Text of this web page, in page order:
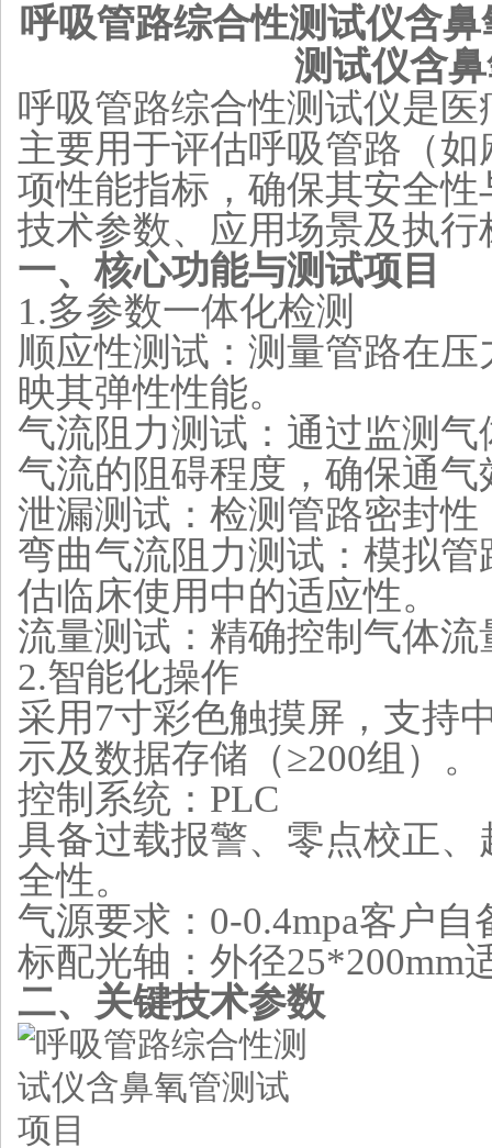
呼吸管路综合性测试仪含
测试仪含
呼吸管路综合性测试仪是
主要用于评估呼吸管路（
项性能指标，确保其安全
技术参数、应用场景及执
一、核心功能与测试项目
1.‌多参数一体化检测‌
顺应性测试‌：测量管路在
映其弹性性能‌。
气流阻力测试‌：通过监测
气流的阻碍程度，确保通气
泄漏测试‌：检测管路密封
弯曲气流阻力测试‌：模拟
估临床使用中的适应性‌。
流量测试‌：精确控制气体
2.‌智能化操作‌
采用7寸彩色触摸屏 ，支持
示及数据存储（≥200组）‌。
控制系统：PLC
具备过载报警、零点校正
全性‌。
气源要求：0-0.4mpa客户自
标配光轴： 外径25*200mm
二、关键技术参数